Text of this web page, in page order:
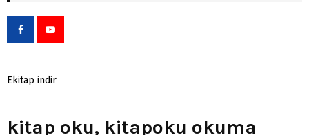
Ekitap indir
kitap oku, kitapoku okuma